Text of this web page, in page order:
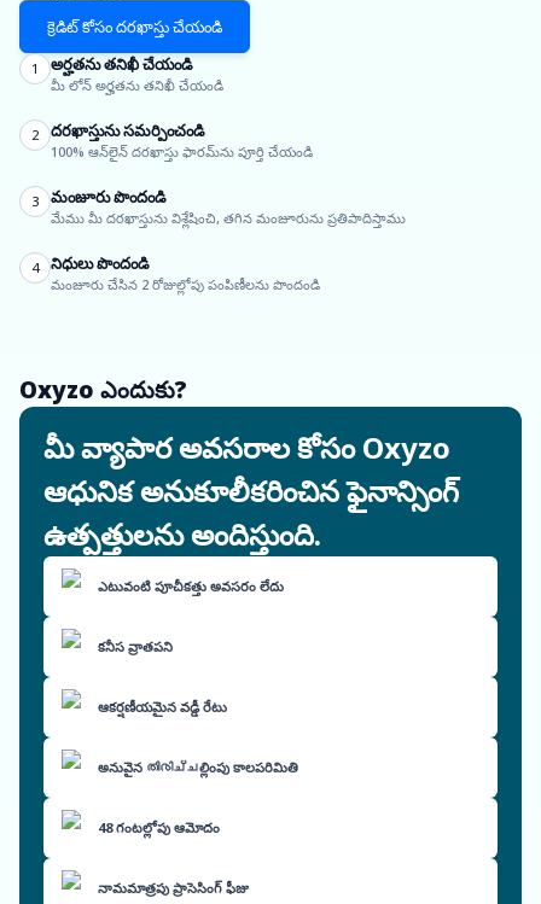
క్రెడిట్ కోసం దరఖాస్తు చేయండి
1 అర్హతను తనిఖీ చేయండి
మీ లోన్ అర్హతను తనిఖీ చేయండి
2 దరఖాస్తును సమర్పించండి
100% ఆన్‌లైన్ దరఖాస్తు ఫారమ్‌ను పూర్తి చేయండి
3 మంజూరు పొందండి
మేము మీ దరఖాస్తును విశ్లేషించి, తగిన మంజూరును ప్రతిపాదిస్తాము
4 నిధులు పొందండి
మంజూరు చేసిన 2 రోజుల్లోపు పంపిణీలను పొందండి
Oxyzo ఎందుకు?
మీ వ్యాపార అవసరాల కోసం Oxyzo
ఆధునిక అనుకూలీకరించిన ఫైనాన్సింగ్
ఉత్పత్తులను అందిస్తుంది.
ఎటువంటి పూచీకత్తు అవసరం లేదు
కనీస వ్రాతపని
ఆకర్షణీయమైన వడ్డీ రేటు
అనువైన തിരിച്ചల్లింపు కాలపరిమితి
48 గంటల్లోపు ఆమోదం
నామమాత్రపు ప్రాసెసింగ్ ఫీజు